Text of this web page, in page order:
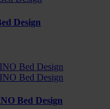
Design
Bed Design